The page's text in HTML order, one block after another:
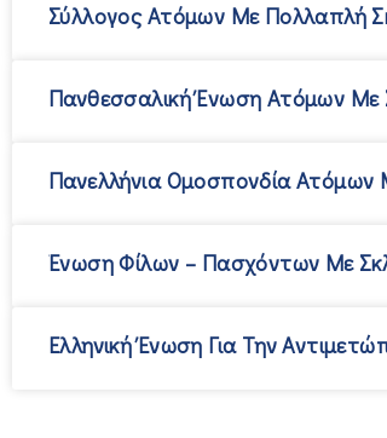
Σύλλογος Ατόμων Με Πολλαπλή
Πανθεσσαλική Ένωση Ατόμων
Πανελλήνια Ομοσπονδία
Ένωση Φίλων – Πασχόντων Με
Ελληνική Ένωση Για Την